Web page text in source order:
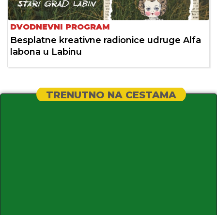
DVODNEVNI PROGRAM
Besplatne kreativne radionice udruge Alfa
labona u Labinu
TRENUTNO NA CESTAMA